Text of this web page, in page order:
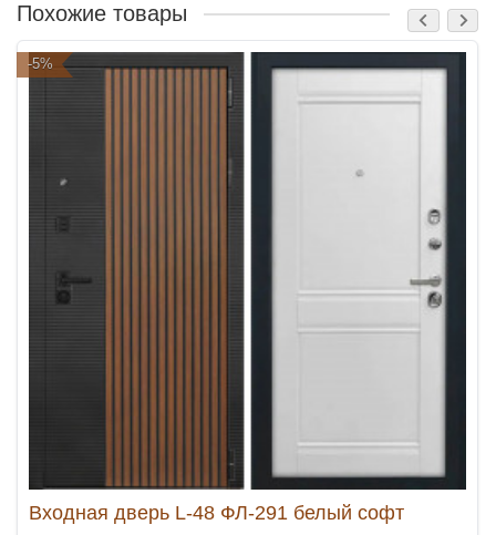
Похожие товары
-5%
Входная дверь L-48 ФЛ-291 белый софт